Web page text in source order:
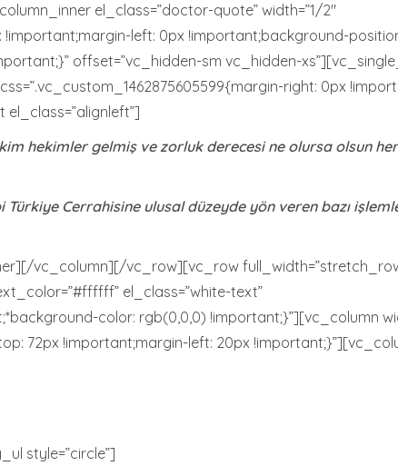
el_class=”doctor-quote” width=”1/2″
!important;margin-left: 0px !important;background-
offset=”vc_hidden-sm vc_hidden-
right: 0px
hekimler gelmiş ve zorluk derecesi ne olursa olsun
Cerrahisine ulusal düzeyde yön veren bazı
vc_column][/vc_row][vc_row
el_class=”white-text”
color: rgb(0,0,0) !important;}”][vc_column
72px !important;margin-left: 20px
style=”circle”]